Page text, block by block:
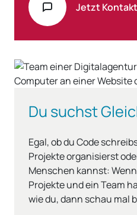
Jetzt
Du suchst
Egal, ob du Code
Projekte organisierst
Menschen kannst:
Projekte und ein Team
wie du, dann schau mal